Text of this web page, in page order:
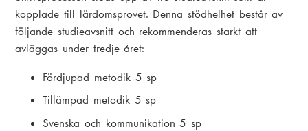
kopplade till lärdomsprovet. Denna stödhelhet består av
följande studieavsnitt och rekommenderas starkt att
avläggas under tredje året:
Fördjupad metodik 5 sp
Tillämpad metodik 5 sp
Svenska och kommunikation 5 sp